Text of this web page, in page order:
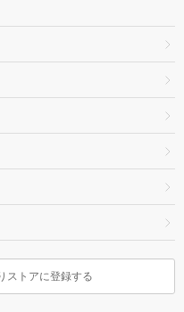
ストアに登録する